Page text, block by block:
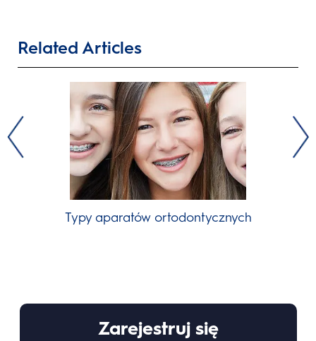
Related Articles
Typy aparatów ortodontycznych
Zarejestruj się